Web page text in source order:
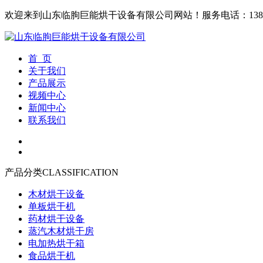
欢迎来到山东临朐巨能烘干设备有限公司网站！ 服务电话：
首 页
关于我们
产品展示
视频中心
新闻中心
联系我们
产品分类CLASSIFICATION
木材烘干设备
单板烘干机
药材烘干设备
蒸汽木材烘干房
电加热烘干箱
食品烘干机